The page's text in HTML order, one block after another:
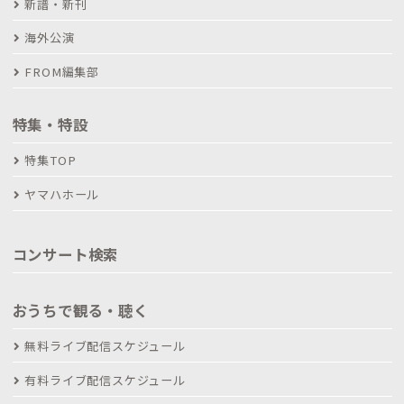
新譜・新刊
海外公演
FROM編集部
特集・特設
特集TOP
ヤマハホール
コンサート検索
おうちで観る・聴く
無料ライブ配信スケジュール
有料ライブ配信スケジュール